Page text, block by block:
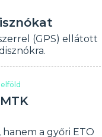
(GPS) ellátott
a győri ETO